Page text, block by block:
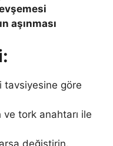
aşınması
tavsiyesine göre
ve tork anahtarı ile
değiştirin.